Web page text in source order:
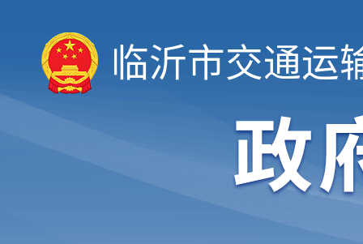
临沂市交通运